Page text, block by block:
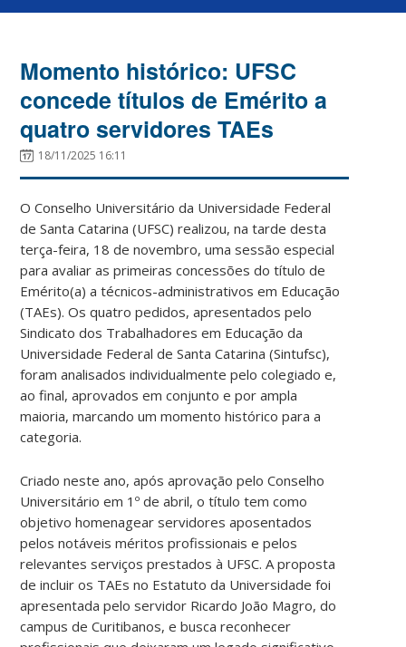
Momento histórico: UFSC
concede títulos de Emérito a
quatro servidores TAEs
18/11/2025 16:11
O Conselho Universitário da Universidade Federal
de Santa Catarina (UFSC) realizou, na tarde desta
terça-feira, 18 de novembro, uma sessão especial
para avaliar as primeiras concessões do título de
Emérito(a) a técnicos-administrativos em Educação
(TAEs). Os quatro pedidos, apresentados pelo
Sindicato dos Trabalhadores em Educação da
Universidade Federal de Santa Catarina (Sintufsc),
foram analisados individualmente pelo colegiado e,
ao final, aprovados em conjunto e por ampla
maioria, marcando um momento histórico para a
categoria.
Criado neste ano, após aprovação pelo Conselho
Universitário em 1º de abril, o título tem como
objetivo homenagear servidores aposentados
pelos notáveis méritos profissionais e pelos
relevantes serviços prestados à UFSC. A proposta
de incluir os TAEs no Estatuto da Universidade foi
apresentada pelo servidor Ricardo João Magro, do
campus de Curitibanos, e busca reconhecer